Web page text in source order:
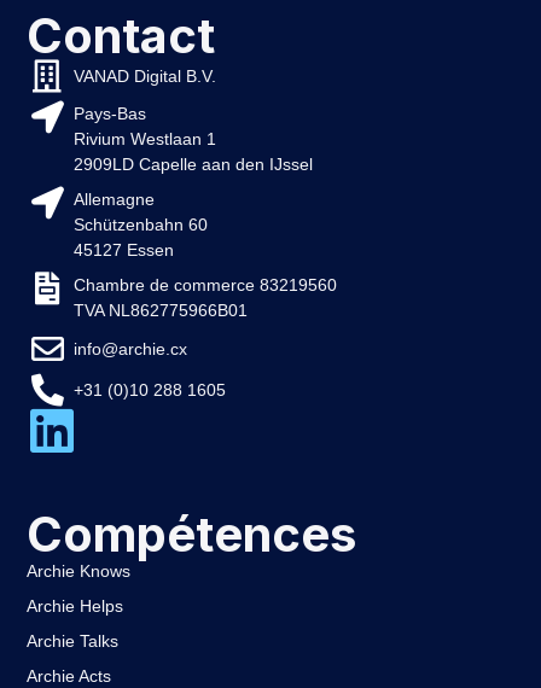
Compétences
Archie Knows
Archie Helps
Archie Talks
Archie Acts
Contact
VANAD Digital B.V.
Pays-Bas
Rivium Westlaan 1
2909LD Capelle aan den IJssel
Allemagne
Schützenbahn 60
45127 Essen
Chambre de commerce 83219560
TVA NL862775966B01
info@archie.cx
+31 (0)10 288 1605